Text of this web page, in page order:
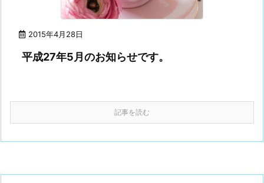
2015年4月28日
平成27年5月のお知らせです。
記事を読む